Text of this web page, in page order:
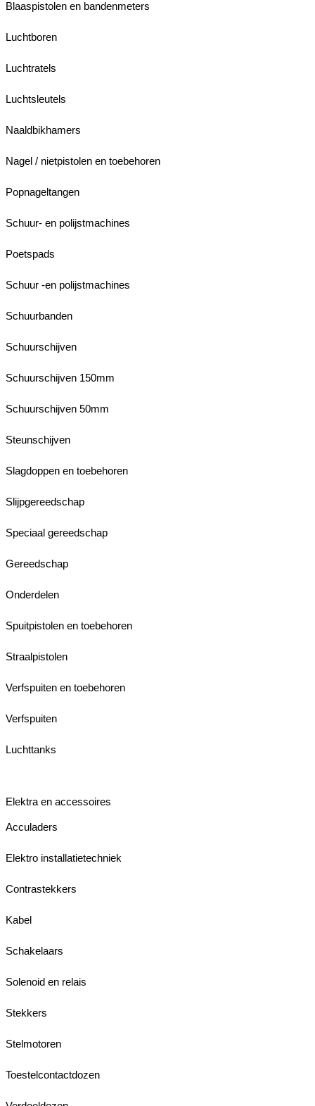
Blaaspistolen en bandenmeters
Luchtboren
Luchtratels
Luchtsleutels
Naaldbikhamers
Nagel / nietpistolen en toebehoren
Popnageltangen
Schuur- en polijstmachines
Poetspads
Schuur -en polijstmachines
Schuurbanden
Schuurschijven
Schuurschijven 150mm
Schuurschijven 50mm
Steunschijven
Slagdoppen en toebehoren
Slijpgereedschap
Speciaal gereedschap
Gereedschap
Onderdelen
Spuitpistolen en toebehoren
Straalpistolen
Verfspuiten en toebehoren
Verfspuiten
Luchttanks
Elektra en accessoires
Acculaders
Elektro installatietechniek
Contrastekkers
Kabel
Schakelaars
Solenoid en relais
Stekkers
Stelmotoren
Toestelcontactdozen